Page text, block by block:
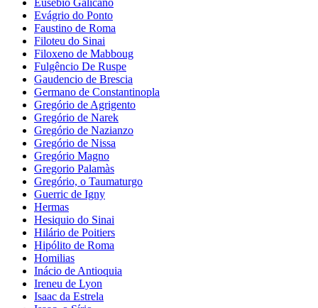
Evágrio do Ponto
Faustino de Roma
Filoteu do Sinai
Filoxeno de Mabboug
Fulgêncio De Ruspe
Gaudencio de Brescia
Germano de Constantinopla
Gregório de Agrigento
Gregório de Narek
Gregório de Nazianzo
Gregório de Nissa
Gregório Magno
Gregorio Palamàs
Gregório, o Taumaturgo
Guerric de Igny
Hermas
Hesiquio do Sinai
Hilário de Poitiers
Hipólito de Roma
Homilias
Inácio de Antioquia
Ireneu de Lyon
Isaac da Estrela